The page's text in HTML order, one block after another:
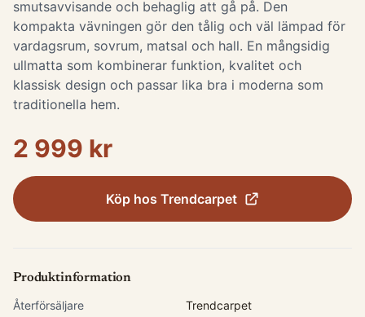
smutsavvisande och behaglig att gå på. Den
kompakta vävningen gör den tålig och väl lämpad för
vardagsrum, sovrum, matsal och hall. En mångsidig
ullmatta som kombinerar funktion, kvalitet och
klassisk design och passar lika bra i moderna som
traditionella hem.
2 999 kr
Köp hos Trendcarpet
Produktinformation
Återförsäljare
Trendcarpet